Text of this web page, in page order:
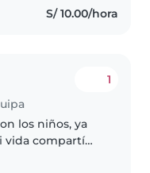
las mascotas..
S/ 10.00/hora
1
los niños, ya
vida compartí